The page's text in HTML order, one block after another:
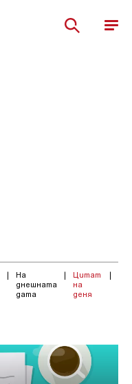
|
На
днешната
дата
|
Цитат
на
деня
|